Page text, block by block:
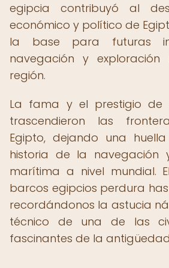
egipcia contribuyó al
económico y político de
la base para futuras
navegación y
región.
La fama y el prestigio de
trascendieron las
Egipto, dejando una
historia de la navegación
marítima a nivel mundial.
barcos egipcios perdura
recordándonos la astucia
técnico de una de las
fascinantes de la